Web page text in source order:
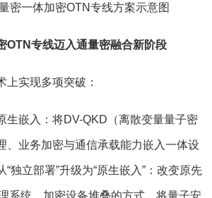
密一体加密OTN专线方案示意图
OTN专线迈入通量密融合新阶段
上实现多项突破：
生嵌入：将DV-QKD（离散变量量子密
、业务加密与通信承载能力嵌入一体设
独立部署”升级为“原生嵌入”：改变原先
系统、加密设备堆叠的方式，将量子安